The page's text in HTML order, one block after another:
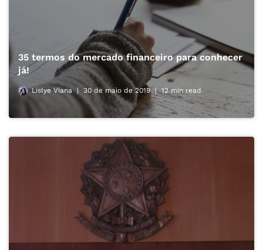
35 termos do mercado financeiro para conhecer
já!
Lislye Viana 30 de maio de 2019 12 min read